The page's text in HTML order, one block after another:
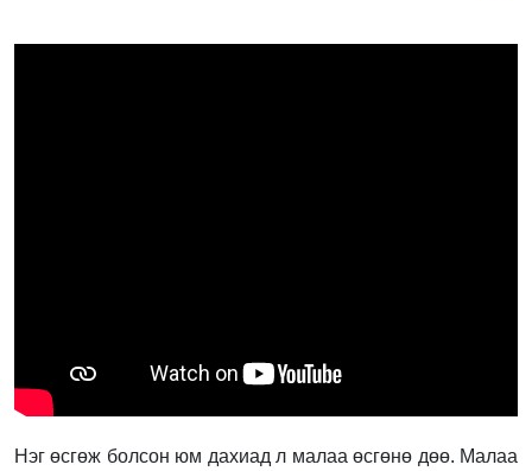
Нэг өсгөж болсон юм дахиад л малаа өсгөнө дөө. Малаа